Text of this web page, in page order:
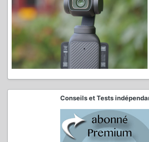
Conseils et Tests